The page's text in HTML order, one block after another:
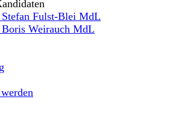
Fulst-Blei MdL
Weirauch MdL